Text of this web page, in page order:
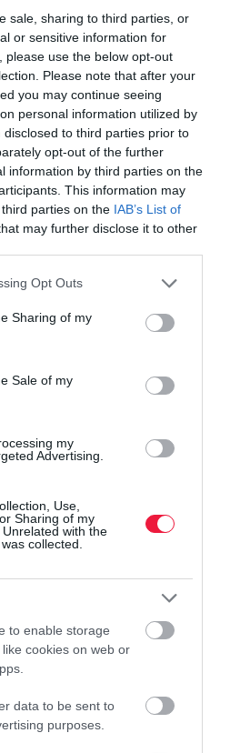
sale, sharing to third parties, or
or sensitive information for
please use the below opt-out
Please note that after your
you may continue seeing
personal information utilized by
to third parties prior to
opt-out of the further
information by third parties on the
This information may
parties on the IAB’s List of
may further disclose it to other
app uses one or more Google
behaviour. You may click to
and its third-party tags to
purposes in below Google
Opt Outs
Sharing of my
Sale of my
my
Advertising.
Use,
Sharing of my
with the
collected.
to enable storage
cookies on web or
data to be sent to
purposes.
csapadék?
mely a száraz talaj miatt
Az enyhülést hozó
záporok, zivatarok csak kisebb